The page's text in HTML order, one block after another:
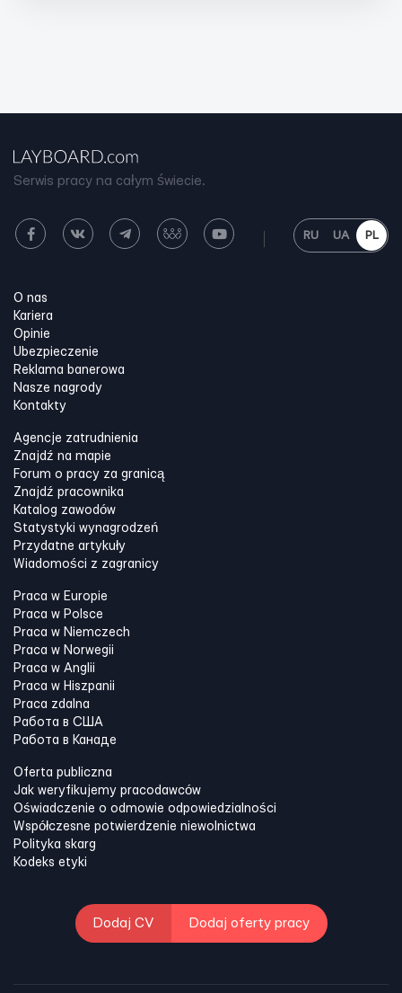
Serwis pracy na całym świecie.
RU UA PL
O nas
Kariera
Opinie
Ubezpieczenie
Reklama banerowa
Nasze nagrody
Kontakty
Agencje zatrudnienia
Znajdź na mapie
Forum o pracy za granicą
Znajdź pracownika
Katalog zawodów
Statystyki wynagrodzeń
Przydatne artykuły
Wiadomości z zagranicy
Praca w Europie
Praca w Polsce
Praca w Niemczech
Praca w Norwegii
Praca w Anglii
Praca w Hiszpanii
Praca zdalna
Работа в США
Работа в Канадe
Oferta publiczna
Jak weryfikujemy pracodawców
Oświadczenie o odmowie odpowiedzialności
Współczesne potwierdzenie niewolnictwa
Polityka skarg
Kodeks etyki
Dodaj CV Dodaj oferty pracy